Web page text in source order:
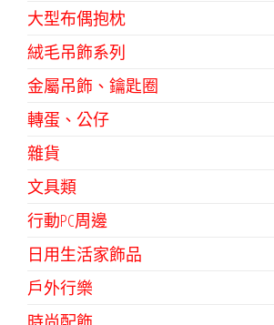
大型布偶抱枕
絨毛吊飾系列
金屬吊飾、鑰匙圈
轉蛋、公仔
雜貨
文具類
行動PC周邊
日用生活家飾品
戶外行樂